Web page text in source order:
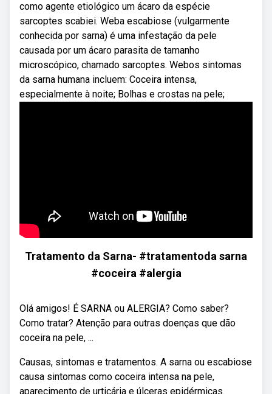
como agente etiológico um ácaro da espécie
sarcoptes scabiei. Weba escabiose (vulgarmente
conhecida por sarna) é uma infestação da pele
causada por um ácaro parasita de tamanho
microscópico, chamado sarcoptes. Webos sintomas
da sarna humana incluem: Coceira intensa,
especialmente à noite; Bolhas e crostas na pele;
Tratamento da Sarna- #tratamentoda sarna
#coceira #alergia
Olá amigos! É SARNA ou ALERGIA? Como saber?
Como tratar? Atenção para outras doenças que dão
coceira na pele, ...
Causas, sintomas e tratamentos. A sarna ou escabiose
causa sintomas como coceira intensa na pele,
aparecimento de urticária e úlceras epidérmicas.